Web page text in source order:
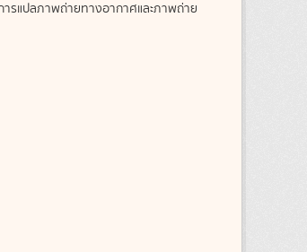
ารแปลภาพถ่ายทางอากาศและภาพถ่าย